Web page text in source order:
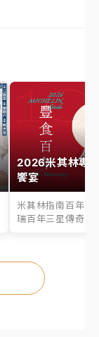
2026米其林專
饗宴
米其林指南百年之
瑞百年三星傳奇、